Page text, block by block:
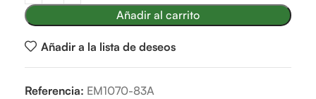
Añadir al carrito
Añadir a la lista de deseos
Referencia: EM1070-83A